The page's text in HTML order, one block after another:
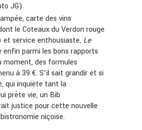
JG)
carte des vins
le Coteaux du Verdon rouge
et service enthousiaste, Le
parmi les bons rapports
moment, des formules
à 39 €. S’il sait grandir et si
qui inquiète tant la
prête vie, un Bib
justice pour cette nouvelle
niçoise.